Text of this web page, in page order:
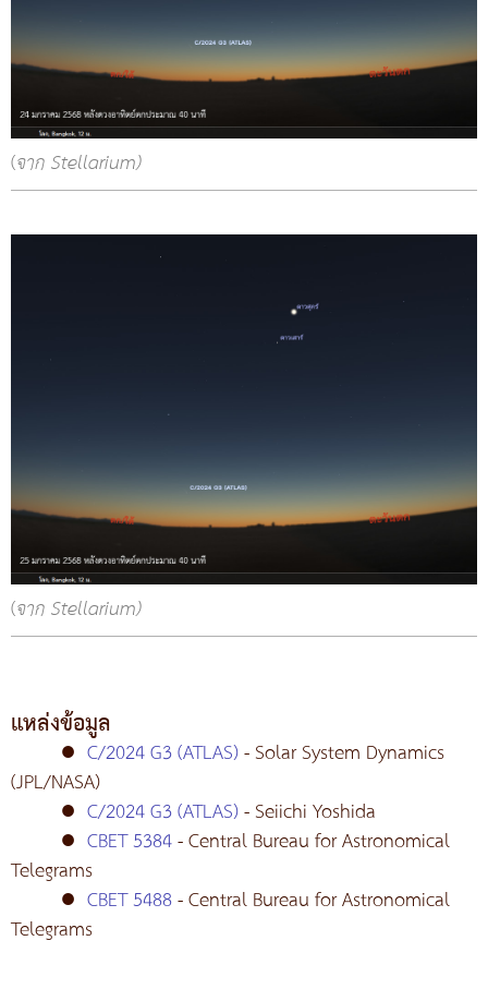
(จาก Stellarium)
(จาก Stellarium)
แหล่งข้อมูล
● C/2024 G3 (ATLAS)- Solar System Dynamics
(JPL/NASA)
● C/2024 G3 (ATLAS)- Seiichi Yoshida
● CBET 5384- Central Bureau for Astronomical
Telegrams
● CBET 5488- Central Bureau for Astronomical
Telegrams